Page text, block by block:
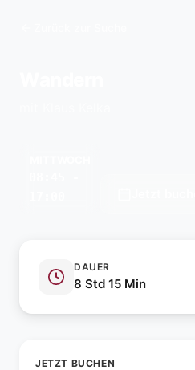
DAUER
8 Std 15 Min
JETZT BUCHEN